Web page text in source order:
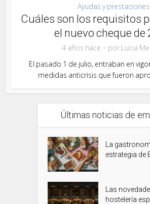
Ayudas y prestaciones
Cuáles son los requisitos
el nuevo cheque de
4 años hace por Lucia
El pasado 1 de julio, entraban en
medidas anticrisis que fueron
Últimas noticias de
La
estrategia de
Las
hostelería